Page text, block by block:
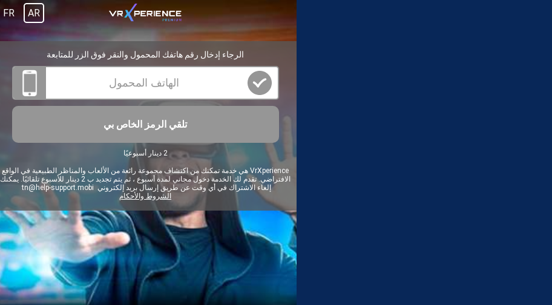
AR
FR
الرجاء إدخال رقم هاتفك المحمول والنقر فوق الزر للمتابعة
تلقي الرمز الخاص بي
2 دينار أسبوعيًا
VrXperience هي خدمة تمكنك من اكتشاف مجموعة رائعة من الألعاب والمناظر الطبيعية في الواقع
الافتراضي. تقدم لك الخدمة دخول مجاني لمدة أسبوع ، ثم يتم تجديد ب 2 دينار للأسبوع تلقائيًا. يمكنك
إلغاء الاشتراك في أي وقت عن طريق إرسال بريد إلكتروني tn@help-support.mobi
الشروط والأحكام